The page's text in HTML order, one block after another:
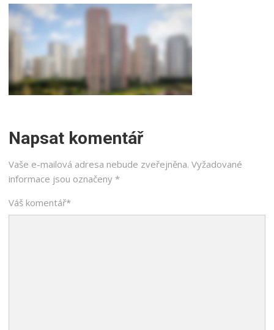
Napsat komentář
Vaše e-mailová adresa nebude zveřejněna. Vyžadované
informace jsou označeny *
Váš komentář*